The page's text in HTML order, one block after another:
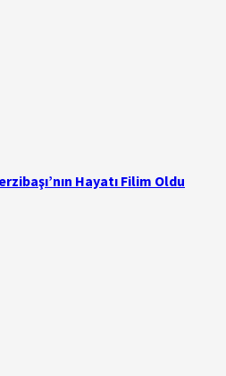
Hayatı Filim Oldu